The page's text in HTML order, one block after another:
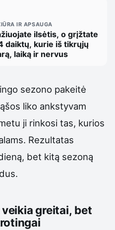
IR APSAUGA
ilsėtis, o grįžtate
daiktų, kurie iš tikrųjų
laiką ir nervus
sezono pakeitė
liko ankstyvam
ji rinkosi tas, kurios
Rezultatas
bet kitą sezoną
greitai, bet